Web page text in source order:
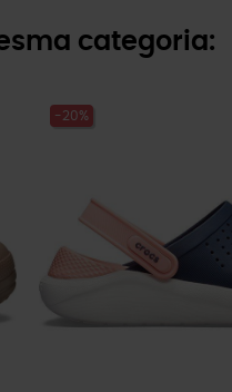
categoria:
-20%